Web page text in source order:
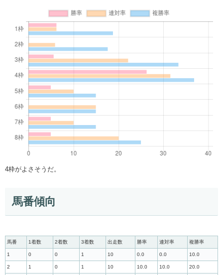
4枠がよさそうだ。
馬番傾向
馬番 1着数 2着数 3着数 出走数 勝率 連対率 複勝率
1 0 0 1 10 0.0 0.0 10.0
2 1 0 1 10 10.0 10.0 20.0